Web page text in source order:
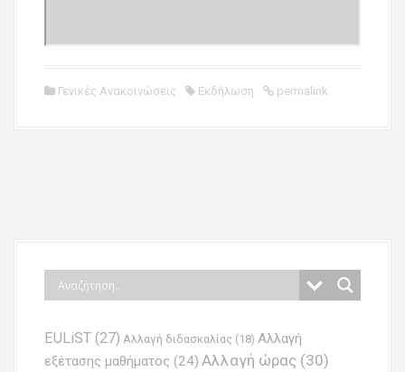
Γενικές Ανακοινώσεις Εκδήλωση permalink
EULiST (27) Αλλαγή διδασκαλίας (18) Αλλαγή
εξέτασης μαθήματος (24) Αλλαγή ώρας (30)